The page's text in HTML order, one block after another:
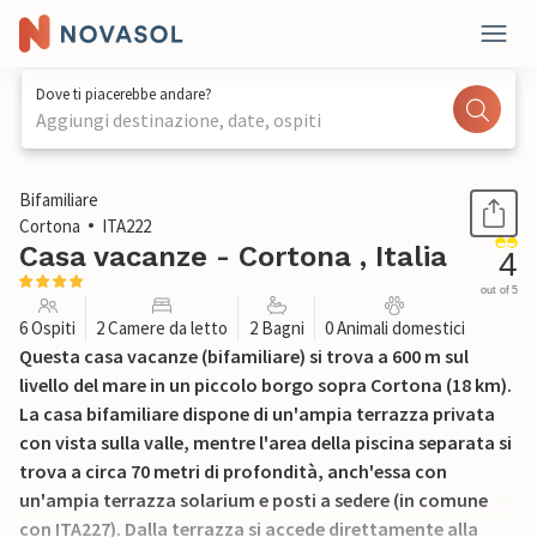
Dove ti piacerebbe andare?
Aggiungi destinazione, date, ospiti
1 / 32
Bifamiliare
Cortona
ITA222
Casa vacanze - Cortona , Italia 4
out of 5
6 Ospiti 2 Camere da letto 2 Bagni 0 Animali domestici
Questa casa vacanze (bifamiliare) si trova a 600 m sul
livello del mare in un piccolo borgo sopra Cortona (18 km).
La casa bifamiliare dispone di un'ampia terrazza privata
con vista sulla valle, mentre l'area della piscina separata si
trova a circa 70 metri di profondità, anch'essa con
un'ampia terrazza solarium e posti a sedere (in comune
con ITA227). Dalla terrazza si accede direttamente alla